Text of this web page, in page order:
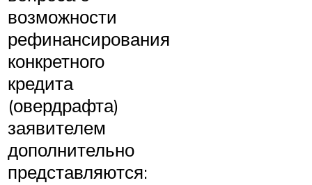
возможности
рефинансирования
конкретного
кредита
(овердрафта)
заявителем
дополнительно
представляются: